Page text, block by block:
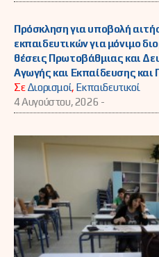
Πρόσκληση για υποβολή
εκπαιδευτικών για μόνιμο
θέσεις Πρωτοβάθμιας και
Αγωγής και Εκπαίδευσης και
ΣεΔιορισμοί, Εκπαιδευτικοί
4 Αυγούστου, 2026 -